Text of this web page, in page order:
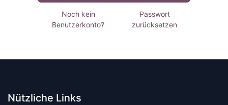
Noch kein
Benutzerkonto?
Passwort
zurücksetzen
Nützliche Links